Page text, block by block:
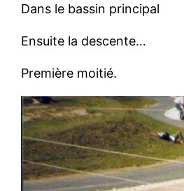
Dans le bassin principal
Ensuite la descente…
Première moitié.